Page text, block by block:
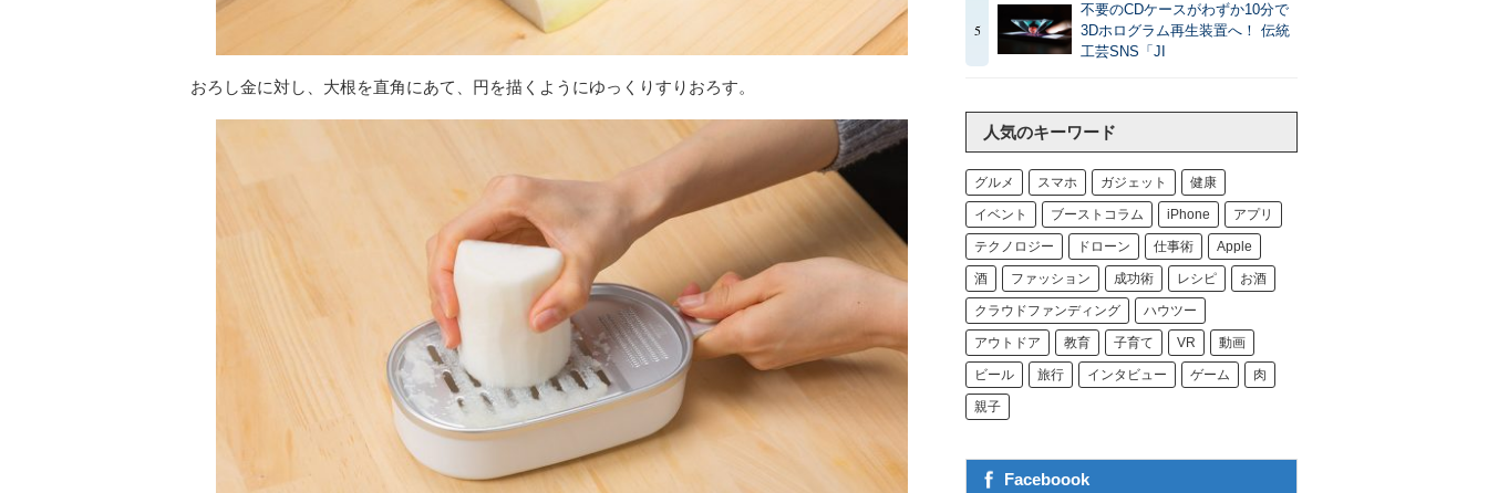
おろし金に対し、大根を直角にあて、円を描くようにゆっくりすりおろす。
5
不要のCDケースがわずか10分で
3Dホログラム再生装置へ！ 伝統
工芸SNS「JI
人気のキーワード
グルメ スマホ ガジェット 健康
イベント ブーストコラム iPhone アプリ
テクノロジー ドローン 仕事術 Apple
酒 ファッション 成功術 レシピ お酒
クラウドファンディング ハウツー
アウトドア 教育 子育て VR 動画
ビール 旅行 インタビュー ゲーム 肉
親子
Faceboook